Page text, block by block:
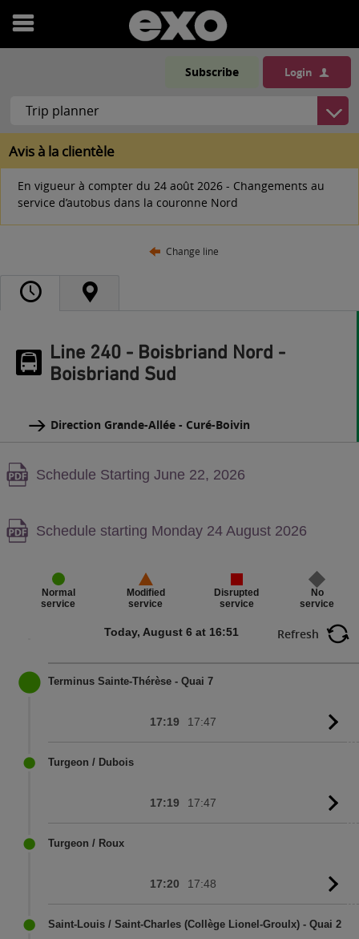
Open
Subscribe Login
Avis à la clientèle
En vigueur à compter du 24 août 2026 - Changements au
service d’autobus dans la couronne Nord
Change line
Line 240 - Boisbriand Nord -
Boisbriand Sud
Direction Grande-Allée - Curé-Boivin
Warning,
Schedule Starting June 22, 2026
Warning,
Schedule starting Monday 24 August 2026
Normal
service
Modified
service
Disrupted
service
No
service
Today, August 6 at 16:51 Refresh
Terminus Sainte-Thérèse - Quai 7
to
17:19 17:47
Turgeon / Dubois
to
17:19 17:47
Turgeon / Roux
to
17:20 17:48
Saint-Louis / Saint-Charles (Collège Lionel-Groulx) - Quai 2